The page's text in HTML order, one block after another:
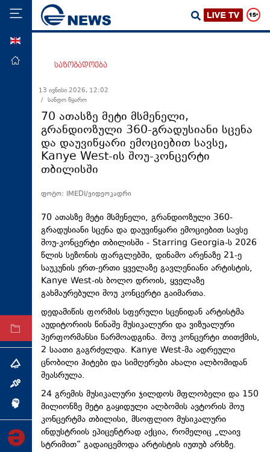
მთავარი
ეკონომიკა
მსოფლიო
ჯანდაცვა
საზოგადოება
რეგიონი
კულტურა
სპორტი
ტექნოლოგიები
არქივი
თემა
ინქვიზიცია
საზოგადოება
13 ივნისი 2026, 12:02
/ სანდო წყარო
70 ათასზე მეტი მსმენელი,
გრანდიოზული 360-გრადუსიანი სცენა
და დაუვიწყარი ემოციებით სავსე,
Kanye West-ის შოუ-კონცერტი
თბილისში
ფოტო: IMEDI/ვიდეოკადრი
70 ათასზე მეტი მსმენელი, გრანდიოზული 360-
გრადუსიანი სცენა და დაუვიწყარი ემოციებით სავსე
შოუ-კონცერტი თბილისში - Starring Georgia-ს 2026
წლის სეზონის ფარგლებში, დინამო არენაზე 21-ე
საუკუნის ერთ-ერთი ყველაზე გავლენიანი არტისტის,
Kanye West-ის ბოლო დროის, ყველაზე
გახმაურებული შოუ კონცერტი გაიმართა.
დედამიწის ფორმის სფერული სცენიდან არტისტმა
აუდიტორიის წინაშე მუსიკალური და ვიზუალური
პერფორმანსი წარმოადგინა. შოუ კონცერტი თითქმის,
2 საათი გაგრძელდა. Kanye West-მა ადრეული
ცნობილი ჰიტები და სიმღერები ახალი ალბომიდან
შეასრულა.
24 გრემის მუსიკალური ჯილდოს მფლობელი და 150
მილიონზე მეტი გაყიდული ალბომის ავტორის შოუ
კონცერტმა თბილისი, მსოფლიო მუსიკალური
ინდუსტრიის ეპიცენტრად აქცია, რომელიც „ლაივ
სტრიმით“ გადაიცემოდა არტისტის იუთუბ არხზე.